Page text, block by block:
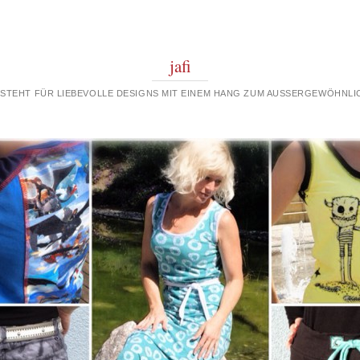
jafi
FÜR LIEBEVOLLE DESIGNS MIT EINEM HANG ZUM